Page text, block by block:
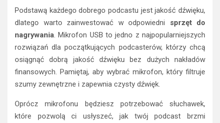
Podstawą każdego dobrego podcastu jest jakość dźwięku,
dlatego warto zainwestować w odpowiedni sprzęt do
nagrywania. Mikrofon USB to jedno z najpopularniejszych
rozwiązań dla początkujących podcasterów, którzy chcą
osiągnąć dobrą jakość dźwięku bez dużych nakładów
finansowych. Pamiętaj, aby wybrać mikrofon, który filtruje
szumy zewnętrzne i zapewnia czysty dźwięk.
Oprócz mikrofonu będziesz potrzebować słuchawek,
które pozwolą ci usłyszeć, jak twój podcast brzmi